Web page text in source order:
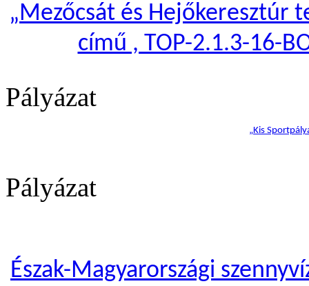
„Mezőcsát és Hejőkeresztúr
című , TOP-2.1.3-16-
Pályázat
„Kis
Pályázat
Észak-Magyarországi